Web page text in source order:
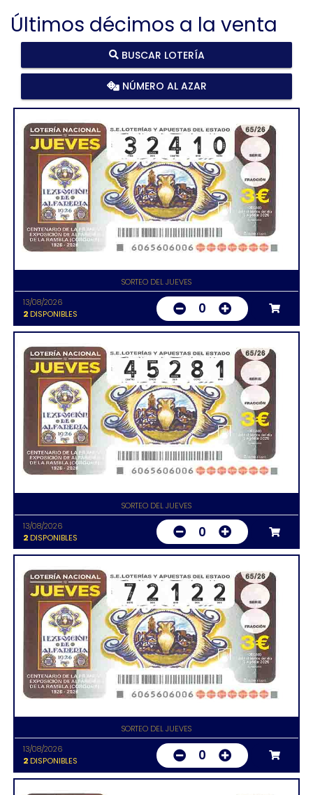
Últimos décimos a la venta
BUSCAR LOTERÍA
NÚMERO AL AZAR
SORTEO DEL JUEVES
13/08/2026
2DISPONIBLES 0
SORTEO DEL JUEVES
13/08/2026
2DISPONIBLES 0
SORTEO DEL JUEVES
13/08/2026
2DISPONIBLES 0